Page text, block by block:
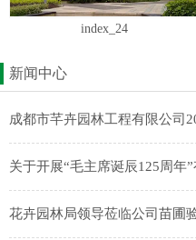
index_24
新闻中心
关于开展“毛主席诞辰125周年
花卉园林局领导莅临公司苗圃